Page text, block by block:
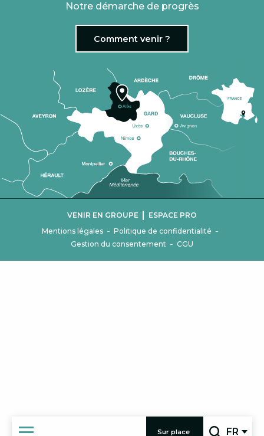
Sur place FR
Notre démarche de progrès
Comment venir ?
Mentions légales - Politique de confidentialité -
Gestion du consentement - CGU
VENIR EN GROUPE | ESPACE PRO